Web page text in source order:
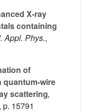
X-ray
containing
Appl. Phys.,
of
quantum-wire
scattering,
p. 15791